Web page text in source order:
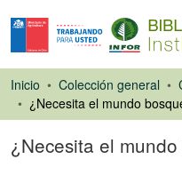
Inicio Colección general
¿Necesita el